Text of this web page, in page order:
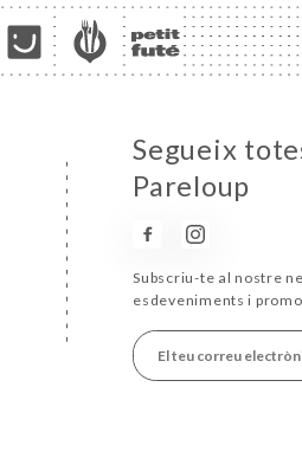
Segueix
Pareloup
Subscriu-te al nostre
esdeveniments i